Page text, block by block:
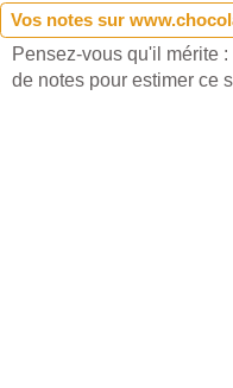
Vos notes sur
Pensez-vous qu'il mérite
de notes pour estimer ce